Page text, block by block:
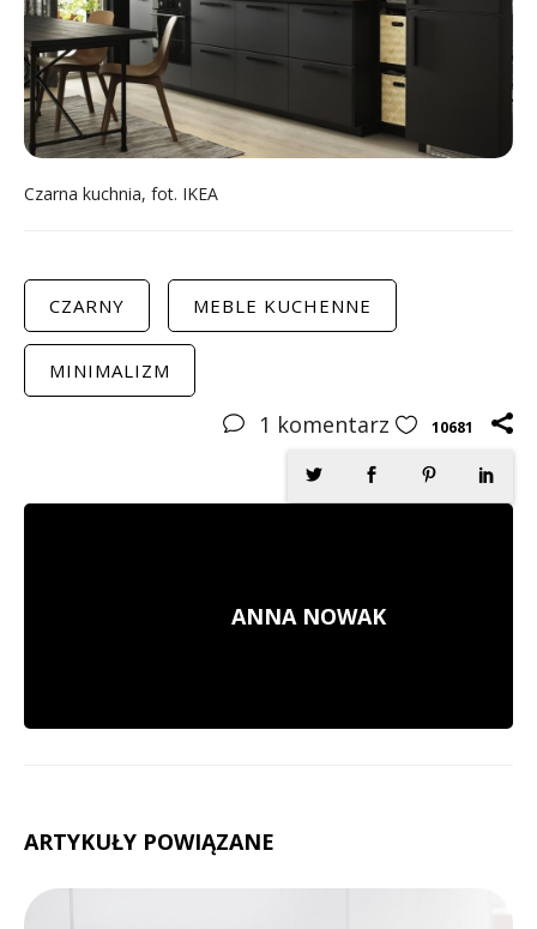
Czarna kuchnia, fot. IKEA
CZARNY MEBLE KUCHENNE
MINIMALIZM
1 komentarz 10681
ANNA NOWAK
ARTYKUŁY POWIĄZANE